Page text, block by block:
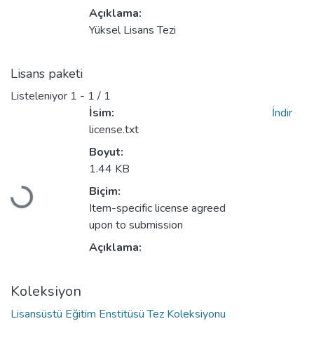
Açıklama:
Yüksel Lisans Tezi
Lisans paketi
Listeleniyor 1 - 1 / 1
Yükleniyor...
İsim:
license.txt
Boyut:
1.44 KB
Biçim:
Item-specific license agreed
upon to submission
Açıklama:
İndir
Koleksiyon
Lisansüstü Eğitim Enstitüsü Tez Koleksiyonu